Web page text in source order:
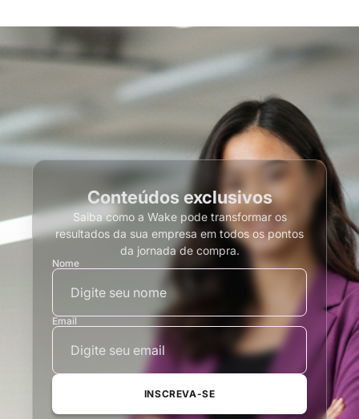
Conteúdos exclusivos
Saiba como a Wake pode transformar os
resultados da sua empresa em todos os pontos
da jornada de compra.
Nome
Email
INSCREVA-SE